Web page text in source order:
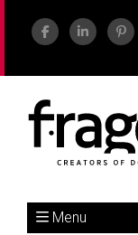
Menu